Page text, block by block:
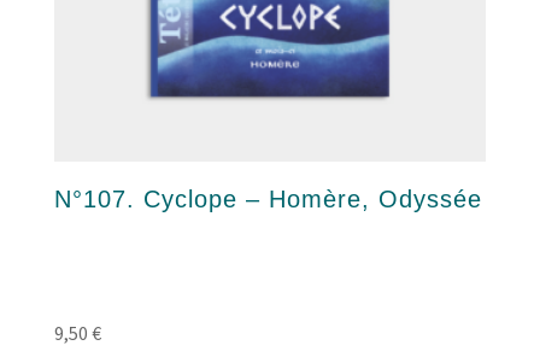
N°107. Cyclope – Homère, Odyssée
9,50 €